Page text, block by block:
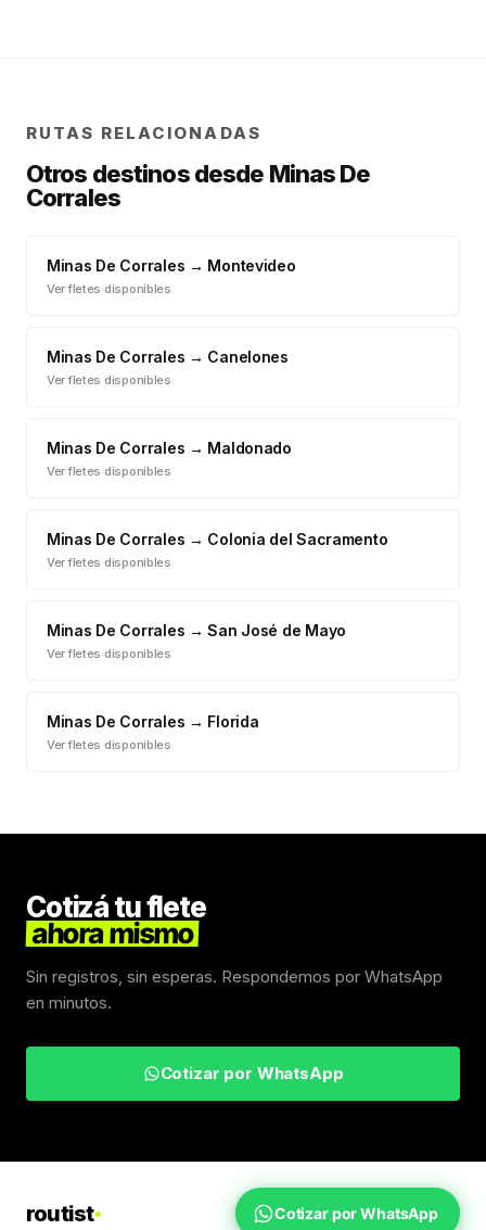
RUTAS RELACIONADAS
Otros destinos desde Minas De
Corrales
Minas De Corrales → Montevideo
Ver fletes disponibles
Minas De Corrales → Canelones
Ver fletes disponibles
Minas De Corrales → Maldonado
Ver fletes disponibles
Minas De Corrales → Colonia del Sacramento
Ver fletes disponibles
Minas De Corrales →San José de Mayo
Ver fletes disponibles
Minas De Corrales → Florida
Ver fletes disponibles
Cotizá tu flete
ahora mismo
Sin registros, sin esperas. Respondemos por WhatsApp
en minutos.
Cotizar por WhatsApp
routist Fletes UruguayInicio
Cotizar por WhatsApp